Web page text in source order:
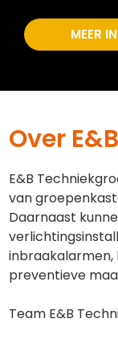
MEER
Over
E&B
van
Daarnaast
inbraakalarmen,
preventieve
Team E&B